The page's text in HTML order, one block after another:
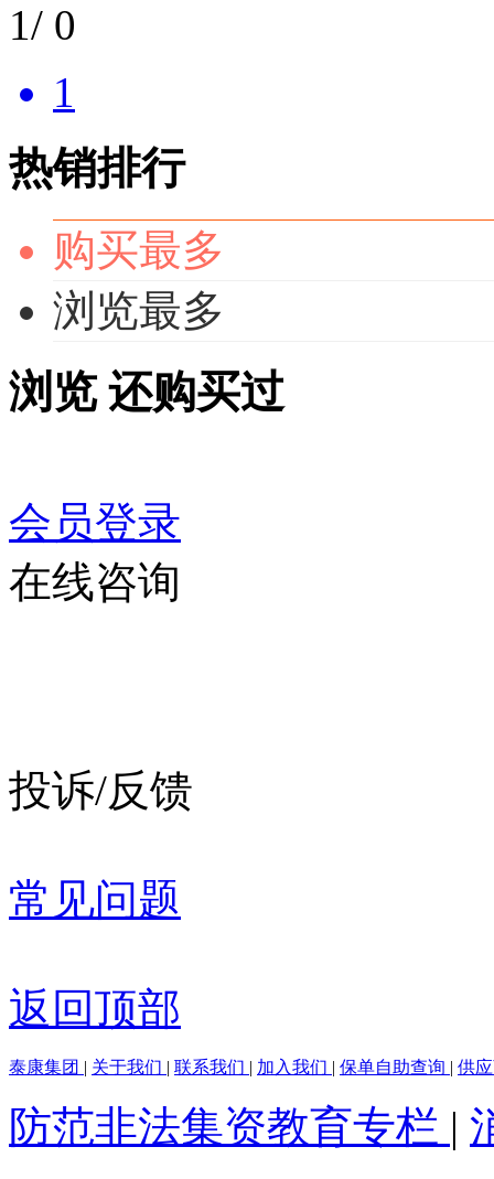
1/ 0
1
热销排行
购买最多
浏览最多
浏览 还购买过
会员登录
在线咨询
投诉/反馈
常见问题
返回顶部
泰康集团 | 关于我们 | 联系我们 | 加入我们 | 保单自助查询 | 供
防范非法集资教育专栏 |